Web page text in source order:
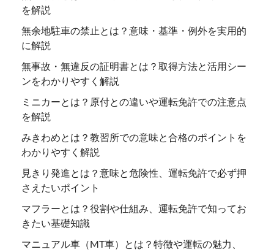
を解説
無余地駐車の禁止とは？意味・基準・例外を実用的
に解説
無事故・無違反の証明書とは？取得方法と活用シー
ンをわかりやすく解説
ミニカーとは？原付との違いや運転免許での注意点
を解説
みきわめとは？教習所での意味と合格のポイントを
わかりやすく解説
見きり発進とは？意味と危険性、運転免許で必ず押
さえたいポイント
マフラーとは？役割や仕組み、運転免許で知ってお
きたい基礎知識
マニュアル車（MT車）とは？特徴や運転の魅力、